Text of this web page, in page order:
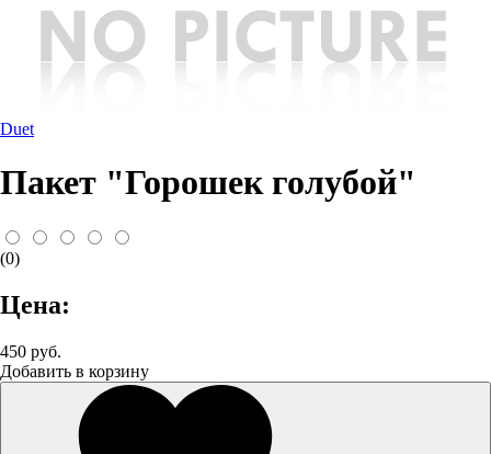
Duet
Пакет "Горошек голубой"
(0)
Цена:
450 руб.
Добавить в корзину